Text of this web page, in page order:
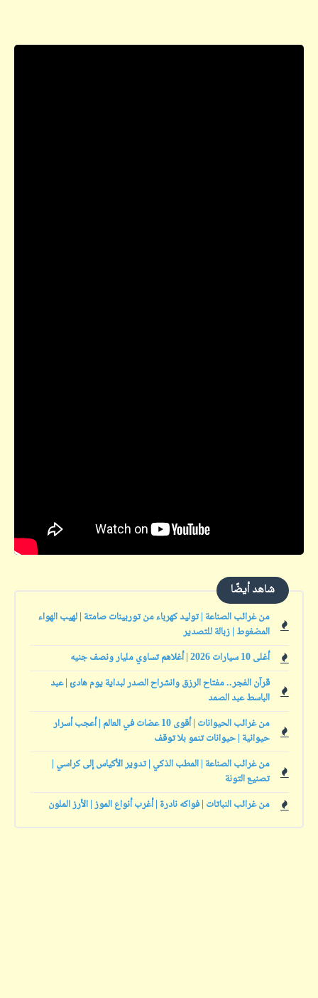
شاهد أيضًا
من غرائب الصناعة | توليد كهرباء من توربينات صامتة | لهيب الهواء
المضغوط | زبالة للتصدير
أغلى 10 سيارات 2026 | أغلاهم تساوي مليار ونصف جنيه
قرآن الفجر.. مفتاح الرزق وانشراح الصدر لبداية يوم هادئ | عبد
الباسط عبد الصمد
من غرائب الحيوانات | أقوى 10 عضات في العالم | أعجب أسرار
حيوانية | حيوانات تنمو بلا توقف
من غرائب الصناعة | المطب الذكي | تدوير الأكياس إلى كراسي |
تصنيع التونة
من غرائب النباتات | فواكه نادرة | أغرب أنواع الموز | الأرز الملون